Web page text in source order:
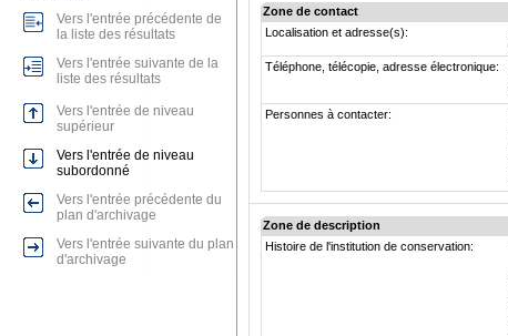
Zone de contact
Localisation et adresse(s):
Téléphone, télécopie, adresse électronique:
Personnes à contacter:
Zone de description
Histoire de l'institution de conservation:
Vers l'entrée précédente de
la liste des résultats
Vers l'entrée suivante de la
liste des résultats
Vers l'entrée de niveau
supérieur
Vers l'entrée de niveau
subordonné
Vers l'entrée précédente du
plan d'archivage
Vers l'entrée suivante du plan
d'archivage